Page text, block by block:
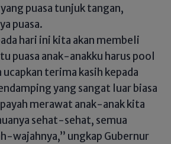
puasa tunjuk tangan,
puasa.
hari ini kita akan membeli
puasa anak-anakku harus pool
ucapkan terima kasih kepada
yang sangat luar biasa
merawat anak-anak kita
sehat-sehat, semua
wajahnya,” ungkap Gubernur